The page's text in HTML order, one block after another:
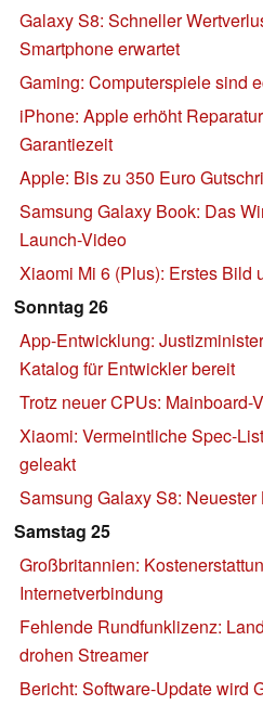
Galaxy S8: Schneller
Smartphone erwartet
Gaming: Computerspiele sind
iPhone: Apple erhöht
Garantiezeit
Apple: Bis zu 350 Euro
Samsung Galaxy Book: Das
Launch-Video
Xiaomi Mi 6 (Plus): Erstes Bild
Sonntag 26
App-Entwicklung:
Katalog für Entwickler bereit
Trotz neuer CPUs: Mainboard-
Xiaomi: Vermeintliche Spec-
geleakt
Samsung Galaxy S8:
Samstag 25
Großbritannien:
Internetverbindung
Fehlende Rundfunklizenz:
drohen Streamer
Bericht: Software-Update wird